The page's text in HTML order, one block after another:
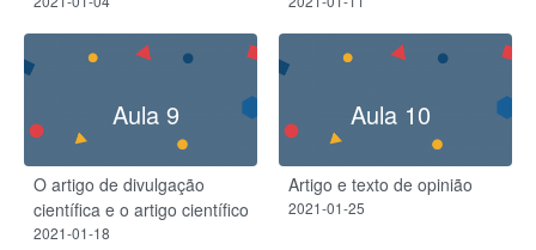
Aula 9
O artigo de divulgação
científica e o artigo científico
2021-01-18
Aula 10
Artigo e texto de opinião
2021-01-25